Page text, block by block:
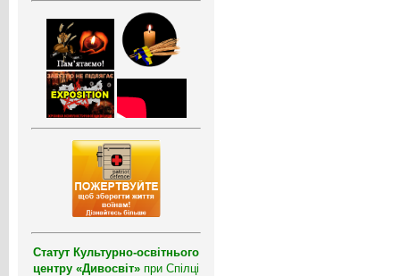
Статут Культурно-освітнього
центру «Дивосвіт» при Спілці